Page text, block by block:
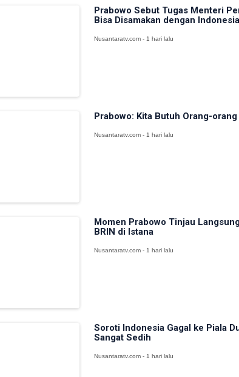
Prabowo Sebut Tugas Menteri
Bisa Disamakan dengan Indonesia
Nusantaratv.com - 1 hari lalu
Prabowo: Kita Butuh Orang-
Nusantaratv.com - 1 hari lalu
Momen Prabowo Tinjau
BRIN di Istana
Nusantaratv.com - 1 hari lalu
Soroti Indonesia Gagal ke Piala
Sangat Sedih
Nusantaratv.com - 1 hari lalu